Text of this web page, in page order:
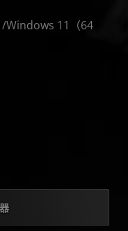
Windows 11（64